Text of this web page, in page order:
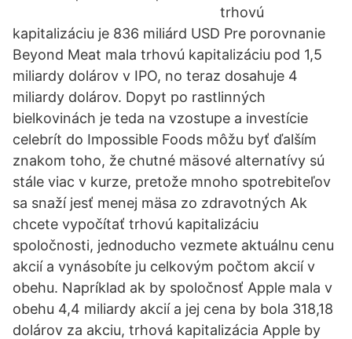
trhovú
kapitalizáciu je 836 miliárd USD Pre porovnanie
Beyond Meat mala trhovú kapitalizáciu pod 1,5
miliardy dolárov v IPO, no teraz dosahuje 4
miliardy dolárov. Dopyt po rastlinných
bielkovinách je teda na vzostupe a investície
celebrít do Impossible Foods môžu byť ďalším
znakom toho, že chutné mäsové alternatívy sú
stále viac v kurze, pretože mnoho spotrebiteľov
sa snaží jesť menej mäsa zo zdravotných Ak
chcete vypočítať trhovú kapitalizáciu
spoločnosti, jednoducho vezmete aktuálnu cenu
akcií a vynásobíte ju celkovým počtom akcií v
obehu. Napríklad ak by spoločnosť Apple mala v
obehu 4,4 miliardy akcií a jej cena by bola 318,18
dolárov za akciu, trhová kapitalizácia Apple by